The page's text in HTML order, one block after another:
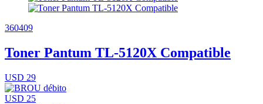
360409
Toner Pantum TL-5120X Compatible
USD 29
USD 25